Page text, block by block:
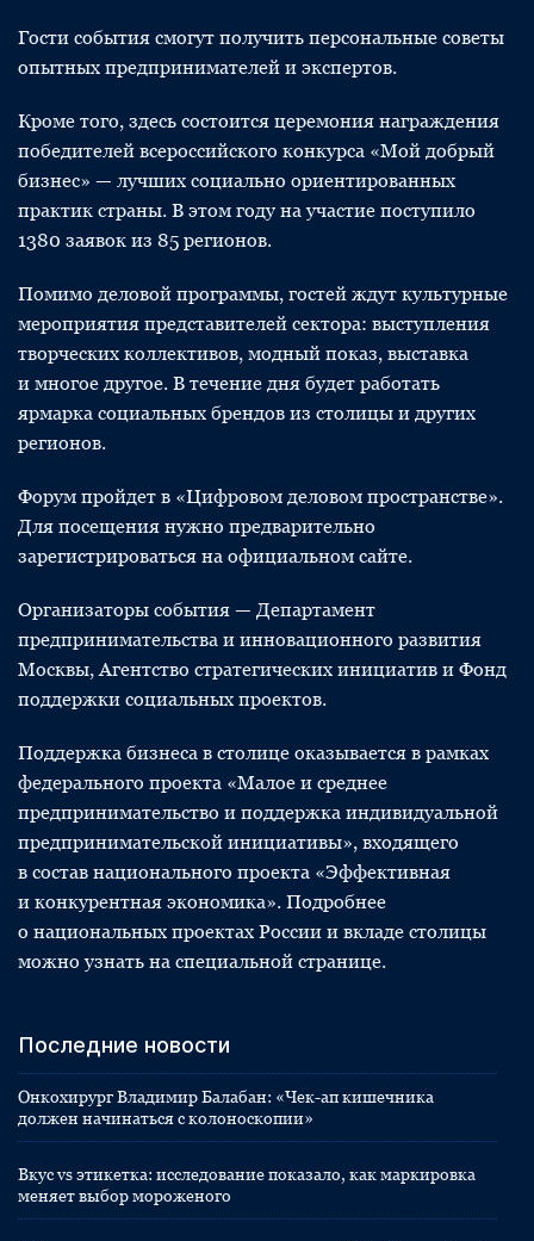
Гости события смогут получить персональные советы
опытных предпринимателей и экспертов.
Кроме того, здесь состоится церемония награждения
победителей всероссийского конкурса «Мой добрый
бизнес» — лучших социально ориентированных
практик страны. В этом году на участие поступило
1380 заявок из 85 регионов.
Помимо деловой программы, гостей ждут культурные
мероприятия представителей сектора: выступления
творческих коллективов, модный показ, выставка
и многое другое. В течение дня будет работать
ярмарка социальных брендов из столицы и других
регионов.
Форум пройдет в «Цифровом деловом пространстве».
Для посещения нужно предварительно
зарегистрироваться на официальном сайте.
Организаторы события — Департамент
предпринимательства и инновационного развития
Москвы, Агентство стратегических инициатив и Фонд
поддержки социальных проектов.
Поддержка бизнеса в столице оказывается в рамках
федерального проекта «Малое и среднее
предпринимательство и поддержка индивидуальной
предпринимательской инициативы», входящего
в состав национального проекта «Эффективная
и конкурентная экономика». Подробнее
о национальных проектах России и вкладе столицы
можно узнать на специальной странице.
Последние новости
Онкохирург Владимир Балабан: «Чек-ап кишечника
должен начинаться с колоноскопии»
Вкус vs этикетка: исследование показало, как маркировка
меняет выбор мороженого